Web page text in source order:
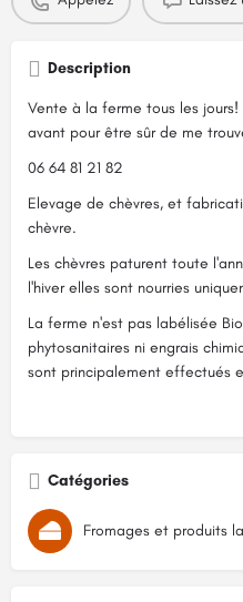
Description
Vente à la ferme tous les
avant pour être sûr de me
06 64 81 21 82
Elevage de chèvres, et
chèvre.
Les chèvres paturent toute
l'hiver elles sont nourries
La ferme n'est pas labélisée
phytosanitaires ni engrais
sont principalement effectués
Catégories
Fromages et produits